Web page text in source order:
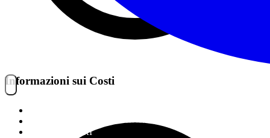
GIORNALIERI
Informazioni sui Costi